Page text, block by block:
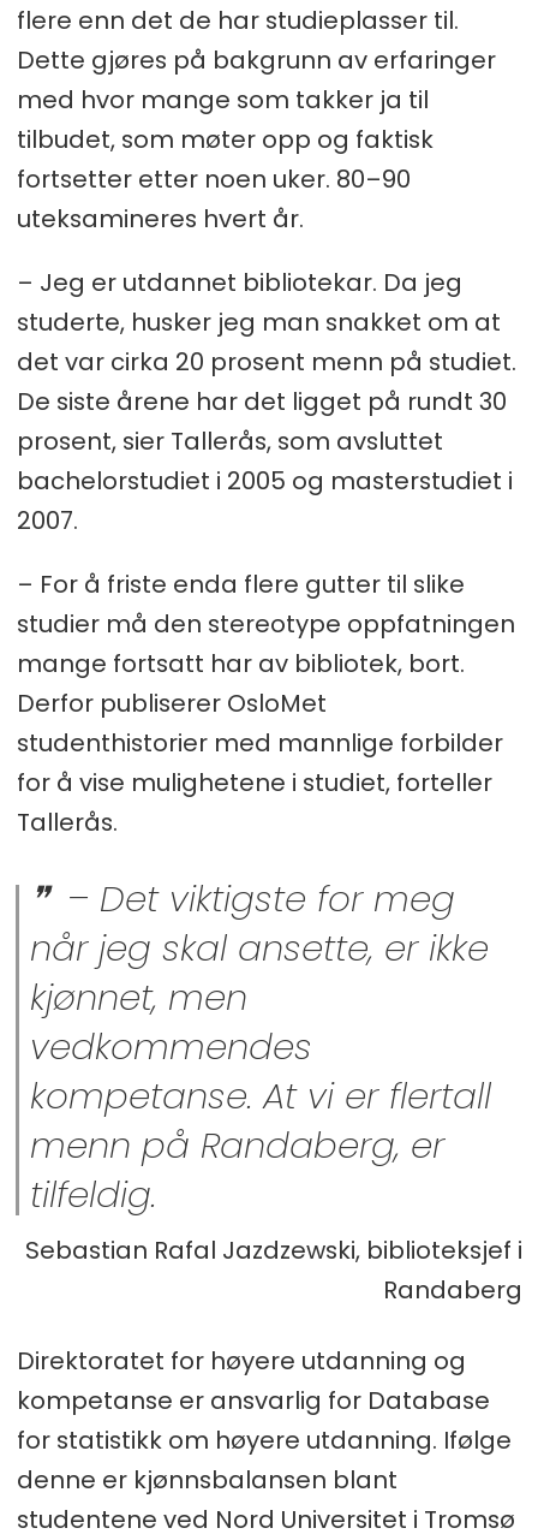
flere enn det de har studieplasser til.
Dette gjøres på bakgrunn av erfaringer
med hvor mange som takker ja til
tilbudet, som møter opp og faktisk
fortsetter etter noen uker. 80–90
uteksamineres hvert år.
– Jeg er utdannet bibliotekar. Da jeg
studerte, husker jeg man snakket om at
det var cirka 20 prosent menn på studiet.
De siste årene har det ligget på rundt 30
prosent, sier Tallerås, som avsluttet
bachelorstudiet i 2005 og masterstudiet i
2007.
– For å friste enda flere gutter til slike
studier må den stereotype oppfatningen
mange fortsatt har av bibliotek, bort.
Derfor publiserer OsloMet
studenthistorier med mannlige forbilder
for å vise mulighetene i studiet, forteller
Tallerås.
– Det viktigste for meg
når jeg skal ansette, er ikke
kjønnet, men
vedkommendes
kompetanse. At vi er flertall
menn på Randaberg, er
tilfeldig.
Sebastian Rafal Jazdzewski, biblioteksjef i
Randaberg
Direktoratet for høyere utdanning og
kompetanse er ansvarlig for Database
for statistikk om høyere utdanning. Ifølge
denne er kjønnsbalansen blant
studentene ved Nord Universitet i Tromsø